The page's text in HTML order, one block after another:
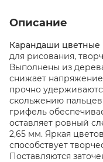
Описание
Карандаши цветные
для рисования,
Выполнены из
снижает
прочно
скольжению
грифель
оставляет ровный
2,65 мм. Яркая
способствует
Поставляются